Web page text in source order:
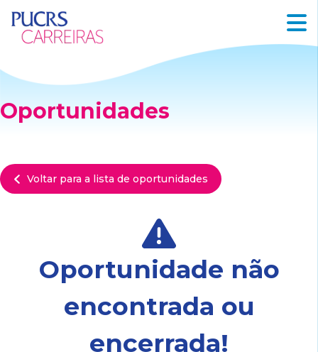
Oportunidades
Voltar para a lista de oportunidades
Oportunidade não
encontrada ou
encerrada!